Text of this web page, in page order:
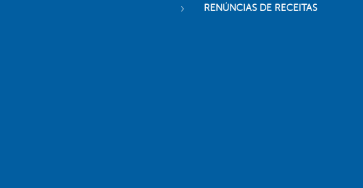
RENÚNCIAS DE RECEITAS